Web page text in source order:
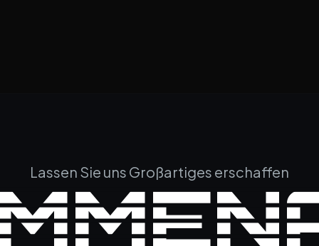
Lassen Sie uns Großartiges erschaffen